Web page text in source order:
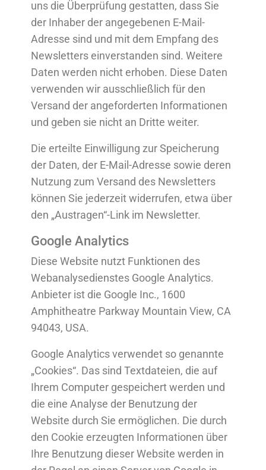
uns die Überprüfung gestatten, dass Sie
der Inhaber der angegebenen E-Mail-
Adresse sind und mit dem Empfang des
Newsletters einverstanden sind. Weitere
Daten werden nicht erhoben. Diese Daten
verwenden wir ausschließlich für den
Versand der angeforderten Informationen
und geben sie nicht an Dritte weiter.
Die erteilte Einwilligung zur Speicherung
der Daten, der E-Mail-Adresse sowie deren
Nutzung zum Versand des Newsletters
können Sie jederzeit widerrufen, etwa über
den „Austragen“-Link im Newsletter.
Google Analytics
Diese Website nutzt Funktionen des
Webanalysedienstes Google Analytics.
Anbieter ist die Google Inc., 1600
Amphitheatre Parkway Mountain View, CA
94043, USA.
Google Analytics verwendet so genannte
„Cookies“. Das sind Textdateien, die auf
Ihrem Computer gespeichert werden und
die eine Analyse der Benutzung der
Website durch Sie ermöglichen. Die durch
den Cookie erzeugten Informationen über
Ihre Benutzung dieser Website werden in